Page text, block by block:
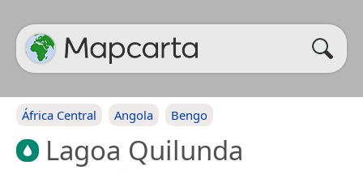
África Central Angola Bengo
Lagoa Quilunda